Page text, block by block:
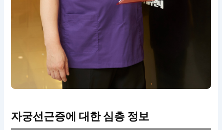
자궁선근증에 대한 심층 정보